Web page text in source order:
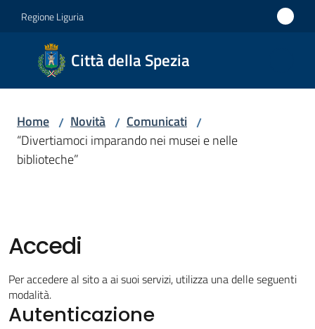
Vai al contenuto
Vai alla navigazione
Vai al footer
Regione Liguria
Città della Spezia
Città
della
Spezia
Medaglia
d'oro al
Merito
al Valor
Home / Novità / Comunicati /
“Divertiamoci imparando nei musei e nelle
biblioteche”
Accedi
Per accedere al sito a ai suoi servizi, utilizza una delle seguenti
modalità.
Autenticazione